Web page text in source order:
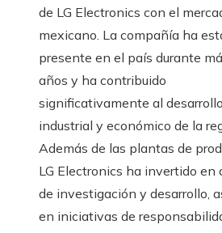
de LG Electronics con el
mexicano. La compañía ha
presente en el país durante
años y ha contribuido
significativamente al desarrollo
industrial y económico de la
Además de las plantas de
LG Electronics ha invertido en
de investigación y desarrollo,
en iniciativas de